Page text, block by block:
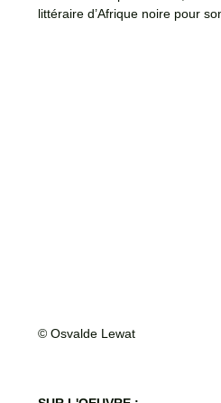
littéraire d’Afrique noire pour
© Osvalde Lewat